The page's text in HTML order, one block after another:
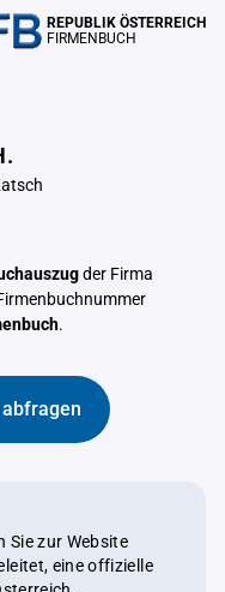
REPUBLIK ÖSTERREICH
FIRMENBUCH
der Firma
.
Sie zur Website